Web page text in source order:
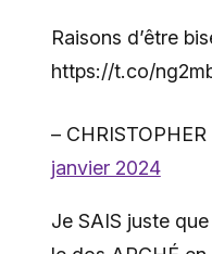
Raisons d’être
https://t.co/
–
janvier 2024
Je SAIS juste